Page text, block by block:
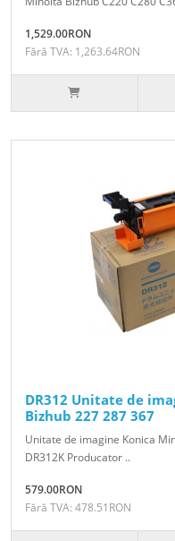
1,529.00RON
Fără TVA: 1,263.64RON
DR312 Unitate de
Bizhub 227 287 367
Unitate de imagine Konica
DR312K Producator ..
579.00RON
Fără TVA: 478.51RON